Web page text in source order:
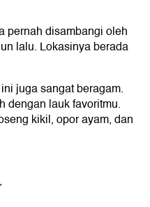
pernah disambangi oleh
lalu. Lokasinya berada
juga sangat beragam.
dengan lauk favoritmu.
kikil, opor ayam, dan